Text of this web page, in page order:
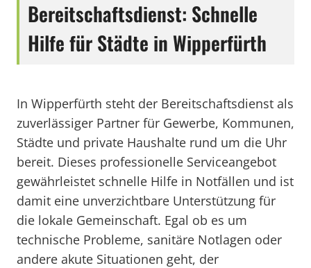
Bereitschaftsdienst: Schnelle
Hilfe für Städte in Wipperfürth
In Wipperfürth steht der Bereitschaftsdienst als
zuverlässiger Partner für Gewerbe, Kommunen,
Städte und private Haushalte rund um die Uhr
bereit. Dieses professionelle Serviceangebot
gewährleistet schnelle Hilfe in Notfällen und ist
damit eine unverzichtbare Unterstützung für
die lokale Gemeinschaft. Egal ob es um
technische Probleme, sanitäre Notlagen oder
andere akute Situationen geht, der